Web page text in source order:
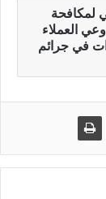
لمكافحة
العملاء
في جرائم